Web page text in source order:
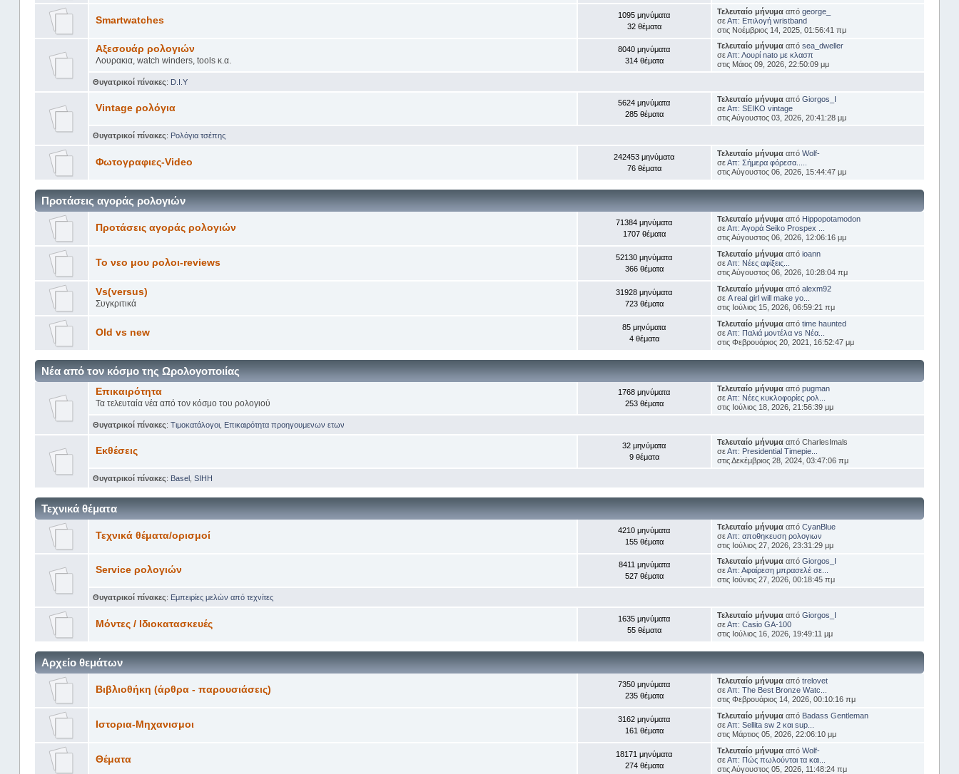
Smartwatches
1095 μηνύματα
32 θέματα
Τελευταίο μήνυμα απόgeorge_
σεΑπ: Επιλογή wristband
στις Νοέμβριος 14, 2025, 01:56:41 πμ
Αξεσουάρ ρολογιών
Λουρακια, watch winders, tools κ.α.
8040 μηνύματα
314 θέματα
Τελευταίο μήνυμα απόsea_dweller
σεΑπ: Λουρί nato με κλασπ
στις Μάιος 09, 2026, 22:50:09 μμ
Θυγατρικοί πίνακες: D.I.Y
Vintage ρολόγια
5624 μηνύματα
285 θέματα
Τελευταίο μήνυμα απόGiorgos_I
σεΑπ: SEIKO vintage
στις Αύγουστος 03, 2026, 20:41:28 μμ
Θυγατρικοί πίνακες: Ρολόγια τσέπης
Φωτογραφιες-Video
242453 μηνύματα
76 θέματα
Τελευταίο μήνυμα απόWolf-
σεΑπ: Σήμερα φόρεσα.....
στις Αύγουστος 06, 2026, 15:44:47 μμ
Προτάσεις αγοράς ρολογιών
Προτάσεις αγοράς ρολογιών
71384 μηνύματα
1707 θέματα
Τελευταίο μήνυμα από Hippopotamodon
σεΑπ: Αγορά Seiko Prospex ...
στις Αύγουστος 06, 2026, 12:06:16 μμ
Το νεο μου ρολοι-reviews
52130 μηνύματα
366 θέματα
Τελευταίο μήνυμα απόioann
σεΑπ: Νέες αφίξεις...
στις Αύγουστος 06, 2026, 10:28:04 πμ
Vs(versus)
Συγκριτικά
31928 μηνύματα
723 θέματα
Τελευταίο μήνυμα απόalexm92
σεA real girl will make yo...
στις Ιούλιος 15, 2026, 06:59:21 πμ
Old vs new
85 μηνύματα
4 θέματα
Τελευταίο μήνυμα απόtime haunted
σεΑπ: Παλιά μοντέλα vs Νέα...
στις Φεβρουάριος 20, 2021, 16:52:47 μμ
Νέα από τον κόσμο της Ωρολογοποιίας
Επικαιρότητα
Τα τελευταία νέα από τον κόσμο του ρολογιού
1768 μηνύματα
253 θέματα
Τελευταίο μήνυμα απόpugman
σεΑπ: Νέες κυκλοφορίες ρολ...
στις Ιούλιος 18, 2026, 21:56:39 μμ
Θυγατρικοί πίνακες: Tιμοκατάλογοι, Επικαιρότητα προηγουμενων ετων
Εκθέσεις
32 μηνύματα
9 θέματα
Τελευταίο μήνυμα από CharlesImals
σεΑπ: Presidential Timepie...
στις Δεκέμβριος 28, 2024, 03:47:06 πμ
Θυγατρικοί πίνακες: Basel, SIHH
Τεχνικά θέματα
Τεχνικά θέματα/ορισμοί
4210 μηνύματα
155 θέματα
Τελευταίο μήνυμα απόCyanBlue
σεΑπ: αποθηκευση ρολογιων
στις Ιούλιος 27, 2026, 23:31:29 μμ
Service ρολογιών
8411 μηνύματα
527 θέματα
Τελευταίο μήνυμα απόGiorgos_I
σεΑπ: Αφαίρεση μπρασελέ σε...
στις Ιούνιος 27, 2026, 00:18:45 πμ
Θυγατρικοί πίνακες: Εμπειρίες μελών από τεχνίτες
Μόντες / Ιδιοκατασκευές
1635 μηνύματα
55 θέματα
Τελευταίο μήνυμα απόGiorgos_I
σεΑπ: Casio GA-100
στις Ιούλιος 16, 2026, 19:49:11 μμ
Αρχείο θεμάτων
Βιβλιοθήκη (άρθρα - παρουσιάσεις)
7350 μηνύματα
235 θέματα
Τελευταίο μήνυμα απόtrelovet
σεΑπ: The Best Bronze Watc...
στις Φεβρουάριος 14, 2026, 00:10:16 πμ
Ιστορια-Μηχανισμοι
3162 μηνύματα
161 θέματα
Τελευταίο μήνυμα από Badass Gentleman
σεΑπ: Sellita sw 2 και sup...
στις Μάρτιος 05, 2026, 22:06:10 μμ
Θέματα
18171 μηνύματα
274 θέματα
Τελευταίο μήνυμα απόWolf-
σεΑπ: Πώς πωλούνται τα και...
στις Αύγουστος 05, 2026, 11:48:24 πμ